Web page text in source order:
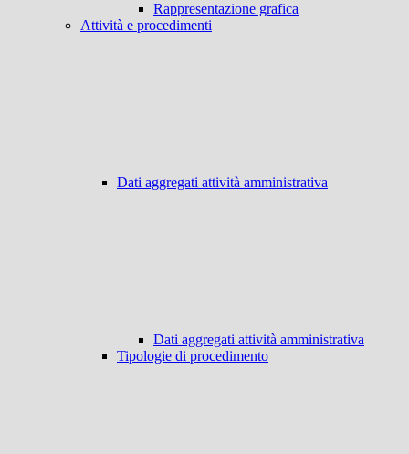
Rappresentazione grafica
Attività e procedimenti
Dati aggregati attività amministrativa
Dati aggregati attività amministrativa
Tipologie di procedimento